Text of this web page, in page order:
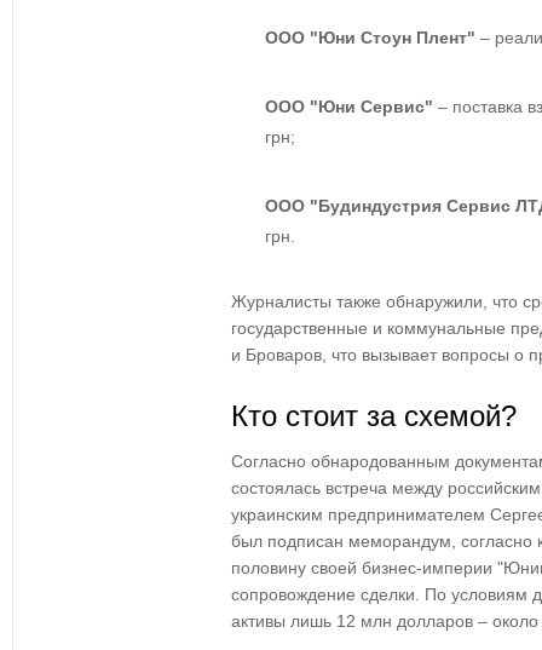
ООО "Юни Стоун Плент" –
ООО "Юни Сервис" – поставка
грн;
ООО "Будиндустрия Сервис
грн.
Журналисты также обнаружили, что
государственные и коммунальные
и Броваров, что вызывает вопросы о
Кто стоит за схемой?
Согласно обнародованным
состоялась встреча между
украинским предпринимателем
был подписан меморандум, согласно
половину своей бизнес-империи
сопровождение сделки. По условиям
активы лишь 12 млн долларов –